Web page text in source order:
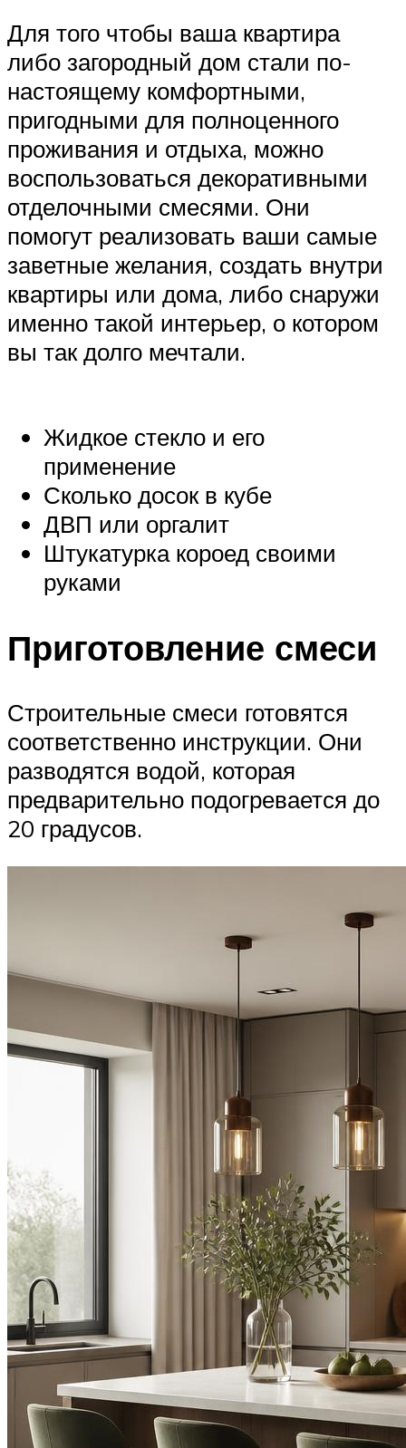
Для того чтобы ваша квартира
либо загородный дом стали по-
настоящему комфортными,
пригодными для полноценного
проживания и отдыха, можно
воспользоваться декоративными
отделочными смесями. Они
помогут реализовать ваши самые
заветные желания, создать внутри
квартиры или дома, либо снаружи
именно такой интерьер, о котором
вы так долго мечтали.
Жидкое стекло и его
применение
Сколько досок в кубе
ДВП или оргалит
Штукатурка короед своими
руками
Приготовление смеси
Строительные смеси готовятся
соответственно инструкции. Они
разводятся водой, которая
предварительно подогревается до
20 градусов.